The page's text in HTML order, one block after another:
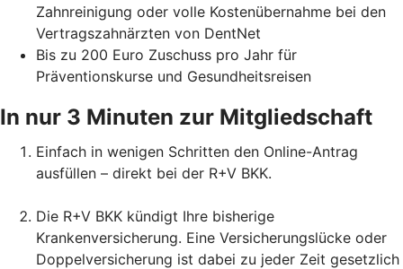
Zahnreinigung oder volle Kostenübernahme bei den
Vertragszahnärzten von DentNet
Bis zu 200 Euro Zuschuss pro Jahr für
Präventionskurse und Gesundheitsreisen
In nur 3 Minuten zur Mitgliedschaft
Einfach in wenigen Schritten den Online-Antrag
ausfüllen – direkt bei der R+V BKK.
Die R+V BKK kündigt Ihre bisherige
Krankenversicherung. Eine Versicherungslücke oder
Doppelversicherung ist dabei zu jeder Zeit gesetzlich